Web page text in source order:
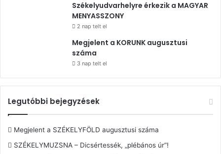
Székelyudvarhelyre érkezik a MAGYAR
MENYASSZONY
2 nap telt el
Megjelent a KORUNK augusztusi
száma
3 nap telt el
Legutóbbi bejegyzések
Megjelent a SZÉKELYFÖLD augusztusi száma
SZÉKELYMUZSNA – Dicsértessék, „plébános úr”!